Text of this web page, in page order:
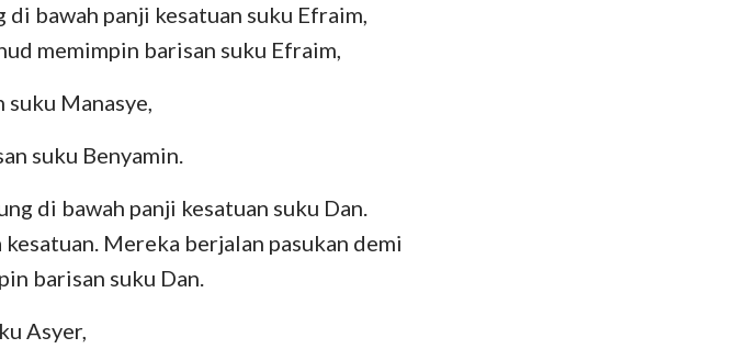
bawah panji kesatuan suku Efraim,
memimpin barisan suku Efraim,
Manasye,
suku Benyamin.
di bawah panji kesatuan suku Dan.
Mereka berjalan pasukan demi
barisan suku Dan.
Asyer,